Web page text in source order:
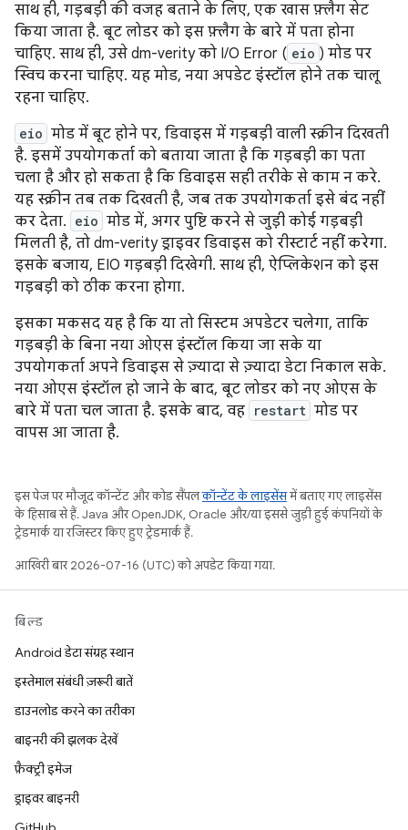
साथ ही, गड़बड़ी की वजह बताने के लिए, एक खास फ़्लैग सेट
किया जाता है. बूट लोडर को इस फ़्लैग के बारे में पता होना
चाहिए. साथ ही, उसे dm-verity को I/O Error ( eio ) मोड पर
स्विच करना चाहिए. यह मोड, नया अपडेट इंस्टॉल होने तक चालू
रहना चाहिए.
eio मोड में बूट होने पर, डिवाइस में गड़बड़ी वाली स्क्रीन दिखती
है. इसमें उपयोगकर्ता को बताया जाता है कि गड़बड़ी का पता
चला है और हो सकता है कि डिवाइस सही तरीके से काम न करे.
यह स्क्रीन तब तक दिखती है, जब तक उपयोगकर्ता इसे बंद नहीं
कर देता. eio मोड में, अगर पुष्टि करने से जुड़ी कोई गड़बड़ी
मिलती है, तो dm-verity ड्राइवर डिवाइस को रीस्टार्ट नहीं करेगा.
इसके बजाय, EIO गड़बड़ी दिखेगी. साथ ही, ऐप्लिकेशन को इस
गड़बड़ी को ठीक करना होगा.
इसका मकसद यह है कि या तो सिस्टम अपडेटर चलेगा, ताकि
गड़बड़ी के बिना नया ओएस इंस्टॉल किया जा सके या
उपयोगकर्ता अपने डिवाइस से ज़्यादा से ज़्यादा डेटा निकाल सके.
नया ओएस इंस्टॉल हो जाने के बाद, बूट लोडर को नए ओएस के
बारे में पता चल जाता है. इसके बाद, वह restart मोड पर
वापस आ जाता है.
इस पेज पर मौजूद कॉन्टेंट और कोड सैंपलकॉन्टेंट के लाइसेंसमें बताए गए लाइसेंस
के हिसाब से हैं. Java और OpenJDK, Oracle और/या इससे जुड़ी हुई कंपनियों के
ट्रेडमार्क या रजिस्टर किए हुए ट्रेडमार्क हैं.
आखिरी बार 2026-07-16 (UTC) को अपडेट किया गया.
बिल्ड
Android डेटा संग्रह स्थान
इस्तेमाल संबंधी ज़रूरी बातें
डाउनलोड करने का तरीका
बाइनरी की झलक देखें
फ़ैक्ट्री इमेज
ड्राइवर बाइनरी